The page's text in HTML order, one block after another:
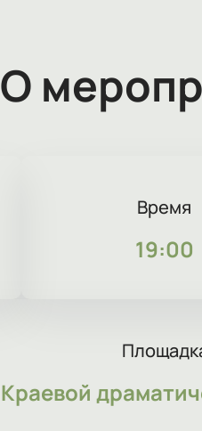
О
Время
19:00
Краевой